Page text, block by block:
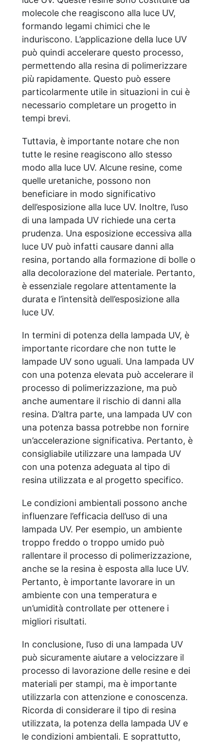
molecole che reagiscono alla luce UV,
formando legami chimici che le
induriscono. L’applicazione della luce UV
può quindi accelerare questo processo,
permettendo alla resina di polimerizzare
più rapidamente. Questo può essere
particolarmente utile in situazioni in cui è
necessario completare un progetto in
tempi brevi.
Tuttavia, è importante notare che non
tutte le resine reagiscono allo stesso
modo alla luce UV. Alcune resine, come
quelle uretaniche, possono non
beneficiare in modo significativo
dell’esposizione alla luce UV. Inoltre, l’uso
di una lampada UV richiede una certa
prudenza. Una esposizione eccessiva alla
luce UV può infatti causare danni alla
resina, portando alla formazione di bolle o
alla decolorazione del materiale. Pertanto,
è essenziale regolare attentamente la
durata e l’intensità dell’esposizione alla
luce UV.
In termini di potenza della lampada UV, è
importante ricordare che non tutte le
lampade UV sono uguali. Una lampada UV
con una potenza elevata può accelerare il
processo di polimerizzazione, ma può
anche aumentare il rischio di danni alla
resina. D’altra parte, una lampada UV con
una potenza bassa potrebbe non fornire
un’accelerazione significativa. Pertanto, è
consigliabile utilizzare una lampada UV
con una potenza adeguata al tipo di
resina utilizzata e al progetto specifico.
Le condizioni ambientali possono anche
influenzare l’efficacia dell’uso di una
lampada UV. Per esempio, un ambiente
troppo freddo o troppo umido può
rallentare il processo di polimerizzazione,
anche se la resina è esposta alla luce UV.
Pertanto, è importante lavorare in un
ambiente con una temperatura e
un’umidità controllate per ottenere i
migliori risultati.
In conclusione, l’uso di una lampada UV
può sicuramente aiutare a velocizzare il
processo di lavorazione delle resine e dei
materiali per stampi, ma è importante
utilizzarla con attenzione e conoscenza.
Ricorda di considerare il tipo di resina
utilizzata, la potenza della lampada UV e
le condizioni ambientali. E soprattutto,